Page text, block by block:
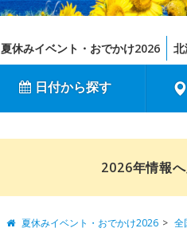
夏休みイベント・おでかけ2026
日付から探す
2026年情報
夏休みイベント・おでかけ2026 全